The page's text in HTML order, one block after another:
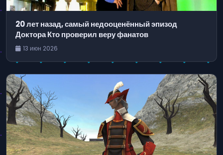
20 лет назад, самый недооценённый эпизод
Доктора Кто проверил веру фанатов
13 июн 2026